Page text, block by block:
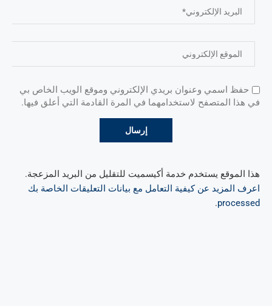
حفظ اسمي وعنوان بريدي الإلكتروني وموقع الويب الخاص بي
في هذا المتصفح لاستخدامهما في المرة القادمة التي أعلق فيها.
هذا الموقع يستخدم خدمة أكيسميت للتقليل من البريد المزعجة.
اعرف المزيد عن كيفية التعامل مع بيانات التعليقات الخاصة بك
processed
.